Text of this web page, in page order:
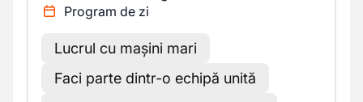
Program de zi
Lucrul cu mașini mari
Faci parte dintr-o echipă unită